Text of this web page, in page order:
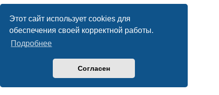
Этот сайт использует cookies для
обеспечения своей корректной работы.
Подробнее
Согласен